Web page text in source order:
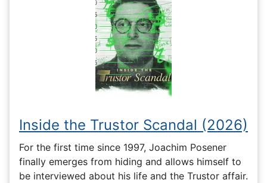
Inside the Trustor Scandal (2026)
For the first time since 1997, Joachim Posener
finally emerges from hiding and allows himself to
be interviewed about his life and the Trustor affair.